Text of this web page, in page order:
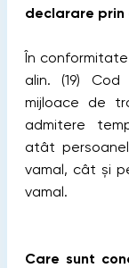
declarare prin
În
alin. (19)
mijloace de
admitere
atât
vamal, cât și
vamal.
Care sunt